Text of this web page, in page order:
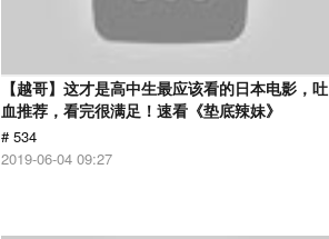
【越哥】这才是高中生最应该看的日本电影，吐
血推荐，看完很满足！速看《垫底辣妹》
# 534
2019-06-04 09:27